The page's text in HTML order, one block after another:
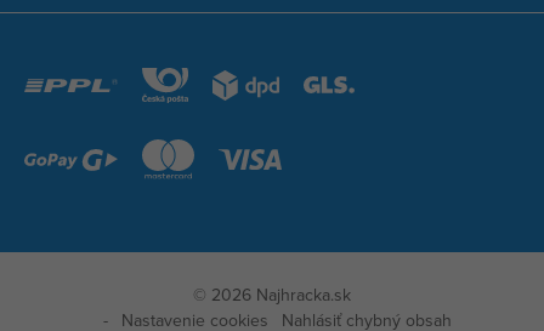
© 2026 Najhracka.sk
Nastavenie cookies
Nahlásiť chybný obsah